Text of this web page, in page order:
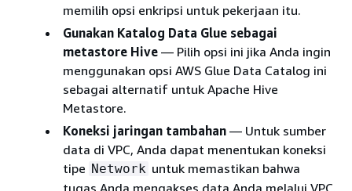
memilih opsi enkripsi untuk pekerjaan itu.
Gunakan Katalog Data Glue sebagai
metastore Hive — Pilih opsi ini jika Anda ingin
menggunakan opsi AWS Glue Data Catalog ini
sebagai alternatif untuk Apache Hive
Metastore.
Koneksi jaringan tambahan — Untuk sumber
data di VPC, Anda dapat menentukan koneksi
tipe Network untuk memastikan bahwa
tugas Anda mengakses data Anda melalui VPC.